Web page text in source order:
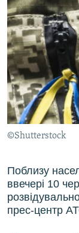
ВСЕ ЗА ДЕНЬ
ДЕПОРТАЦІЯ
ВІДЕОУРОКИ
СВІДЧЕННЯ
УКРАЇНСЬКА
ІНФОГРАФІКА
ЯК ОБІЙТИ
Русский
Qırımtatar
ДОЛУЧАЙСЯ!
Усі сайти
©Shutterstock
Поблизу
ввечері 10
прес-центр